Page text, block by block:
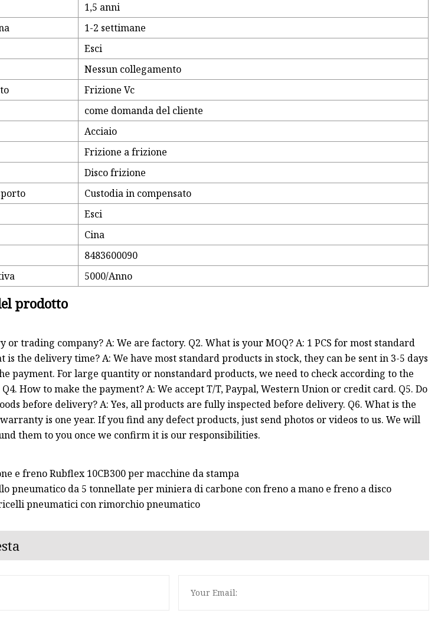
1,5 anni
1-2 settimane
Esci
Nessun collegamento
Frizione Vc
come domanda del cliente
Acciaio
Frizione a frizione
Disco frizione
Custodia in compensato
Esci
Cina
8483600090
5000/Anno
prodotto
or trading company? A: We are factory. Q2. What is your MOQ? A: 1 PCS for most standard
is the delivery time? A: We have most standard products in stock, they can be sent in 3-5 days
payment. For large quantity or nonstandard products, we need to check according to the
How to make the payment? A: We accept T/T, Paypal, Western Union or credit card. Q5. Do
before delivery? A: Yes, all products are fully inspected before delivery. Q6. What is the
is one year. If you find any defect products, just send photos or videos to us. We will
them to you once we confirm it is our responsibilities.
e freno Rubflex 10CB300 per macchine da stampa
pneumatico da 5 tonnellate per miniera di carbone con freno a mano e freno a disco
pneumatici con rimorchio pneumatico